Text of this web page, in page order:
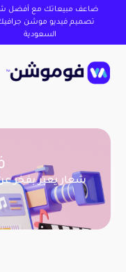
ضاعف مبيعاتك مع أفضل
تصميم فيديو موشن
السعودية
شعار يعبر بفخر عن